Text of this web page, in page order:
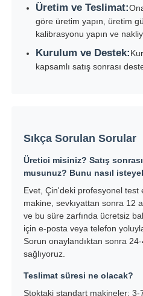
Üretim ve Teslimat:
göre üretim yapın, üretim
kalibrasyonu yapın ve
Kurulum ve Destek:
kapsamlı satış sonrası
Sıkça Sorulan Sorular
Üretici misiniz? Satış
musunuz? Bunu nasıl
Evet, Çin'deki profesyonel test
makine, sevkıyattan sonra 12
ve bu süre zarfında ücretsiz
için e-posta veya telefon
Sorun onaylandıktan sonra
sağlıyoruz.
Teslimat süresi ne olacak?
Stoktaki standart makineler: